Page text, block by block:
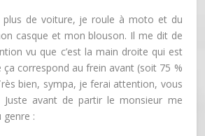
plus de voiture, je roule à moto et du
casque et mon blouson. Il me dit de
vu que c’est la main droite qui est
ça correspond au frein avant (soit 75 %
bien, sympa, je ferai attention, vous
Juste avant de partir le monsieur me
genre :